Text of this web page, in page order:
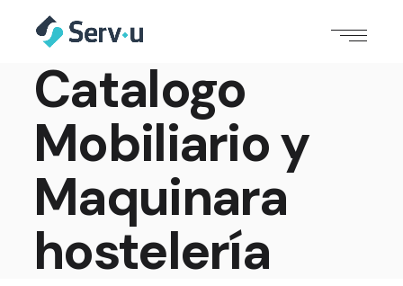
Catalogo
Mobiliario y
Maquinara
hostelería